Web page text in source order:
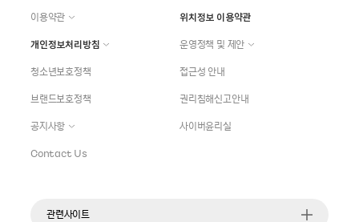
이용약관
위치정보 이용약관
개인정보처리방침
운영정책 및 제안
청소년보호정책
접근성 안내
브랜드보호정책
권리침해신고안내
공지사항
사이버윤리실
Contact Us
관련사이트